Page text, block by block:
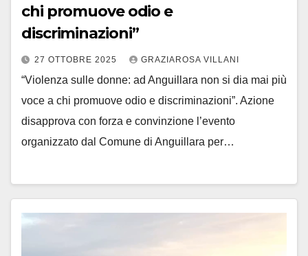
chi promuove odio e
discriminazioni”
27 OTTOBRE 2025 GRAZIAROSA VILLANI
“Violenza sulle donne: ad Anguillara non si dia mai più
voce a chi promuove odio e discriminazioni”. Azione
disapprova con forza e convinzione l’evento
organizzato dal Comune di Anguillara per…